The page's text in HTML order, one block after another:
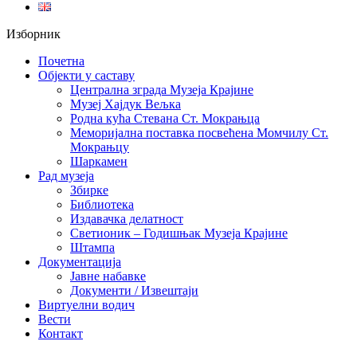
Изборник
Почетна
Објекти у саставу
Централна зграда Музеја Крајине
Музеј Хајдук Вељка
Родна кућа Стевана Ст. Мокрањца
Меморијална поставка посвећена Момчилу Ст.
Мокрањцу
Шаркамен
Рад музеја
Збирке
Библиотека
Издавачка делатност
Светионик – Годишњак Музеја Крајине
Штампа
Документација
Јавне набавке
Документи / Извештаји
Виртуелни водич
Вести
Контакт